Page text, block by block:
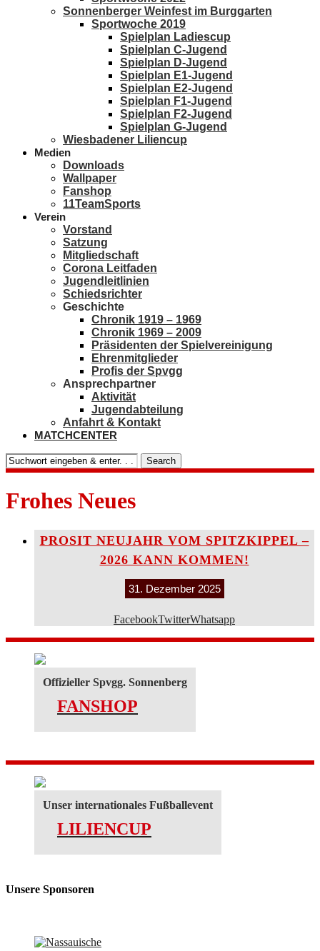
Sonnenberger Weinfest im Burggarten
Sportwoche 2019
Spielplan Ladiescup
Spielplan C-Jugend
Spielplan D-Jugend
Spielplan E1-Jugend
Spielplan E2-Jugend
Spielplan F1-Jugend
Spielplan F2-Jugend
Spielplan G-Jugend
Wiesbadener Liliencup
Medien
Downloads
Wallpaper
Fanshop
11TeamSports
Verein
Vorstand
Satzung
Mitgliedschaft
Corona Leitfaden
Jugendleitlinien
Schiedsrichter
Geschichte
Chronik 1919 – 1969
Chronik 1969 – 2009
Präsidenten der Spielvereinigung
Ehrenmitglieder
Profis der Spvgg
Ansprechpartner
Aktivität
Jugendabteilung
Anfahrt & Kontakt
MATCHCENTER
Search
Frohes Neues
PROSIT NEUJAHR VOM SPITZKIPPEL –
2026 KANN KOMMEN!
31. Dezember 2025
FacebookTwitterWhatsapp
Offizieller Spvgg. Sonnenberg
FANSHOP
Unser internationales Fußballevent
LILIENCUP
Unsere Sponsoren